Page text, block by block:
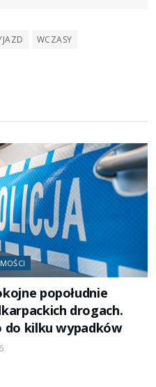
WCZASY
popołudnie
drogach.
do kilku wypadków